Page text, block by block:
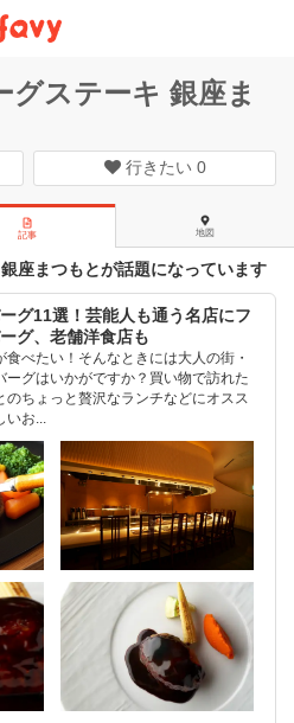
ステーキ 銀座ま
行きたい 0
記事 地図
座まつもとが話題になっています
グ11選！芸能人も通う名店にフ
グ、老舗洋食店も
食べたい！そんなときには大人の街・
ーグはいかがですか？買い物で訪れた
のちょっと贅沢なランチなどにオスス
お...